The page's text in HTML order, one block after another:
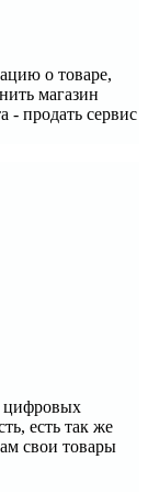
о товаре,
магазин
- продать сервис
цифровых
есть так же
свои товары